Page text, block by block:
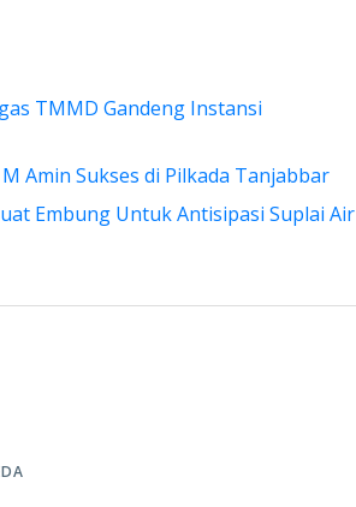
TMMD Gandeng Instansi
Amin Sukses di Pilkada Tanjabbar
Embung Untuk Antisipasi Suplai Air